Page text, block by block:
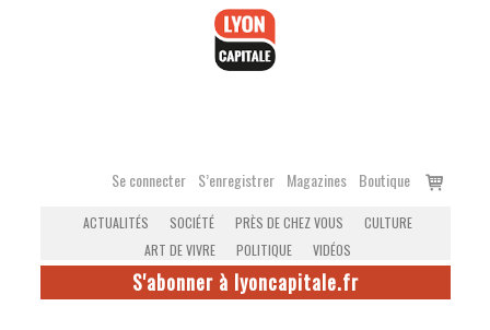
Se connecter S’enregistrer Magazines Boutique
Voir
ACTUALITÉS SOCIÉTÉ PRÈS DE CHEZ VOUS
CULTURE
ART DE VIVRE
POLITIQUE VIDÉOS
S'abonner à lyoncapitale.fr